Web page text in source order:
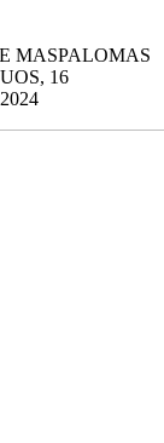
MASPALOMAS
16